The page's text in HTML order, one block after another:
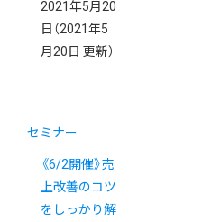
2021年5月20
日 （2021年5
月20日 更新）
セミナー
《6/2開催》売
上改善のコツ
をしっかり解